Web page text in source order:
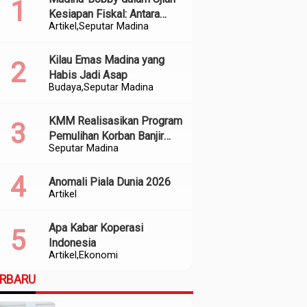
Artikel Seputar Madina
Kesiapan Fiskal: Antara
Kedekatan Politik dan
BudayaSeputar Madina
Kilau Emas Madina yang
Habis Jadi Asap
Seputar Madina
KMM Realisasikan Program
Pemulihan Korban Banjir
dan Longsor di Kabupaten
Artikel
Anomali Piala Dunia 2026
Artikel Ekonomi
Apa Kabar Koperasi
Indonesia